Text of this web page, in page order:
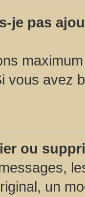
je pas
vous avez
ou
un